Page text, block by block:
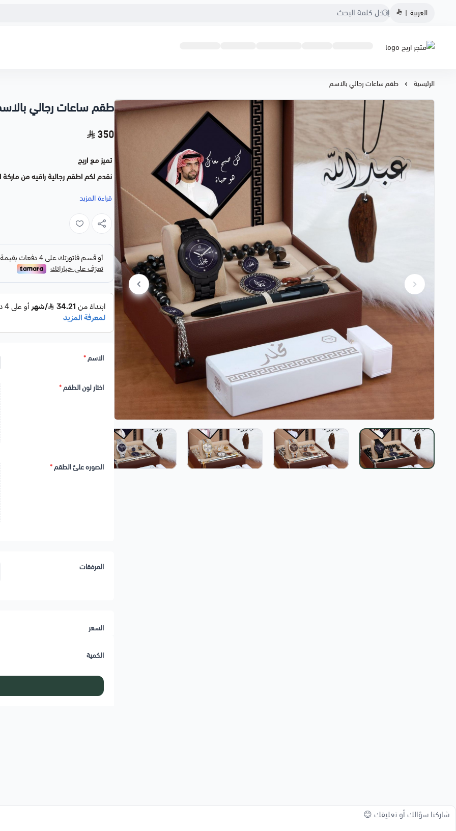
العربية |
متجر اريج
الرئيسية طقم ساعات رجالي بالاسم
طقم ساعات رجالي
350
تميز مع اريج
نقدم لكم اطقم رجالية راقيه من ماركة
ساعة سل استيل رجالي جودة عالية
( بالاسم حسب الطلب ) (ضمان سنة
4. سبحة
( الأسم والصورة والعبارة حسب
قراءة المزيد
الاسم*
اختار لون الطقم*
الصوره علئ الطقم*
المرفقات
السعر
الكمية